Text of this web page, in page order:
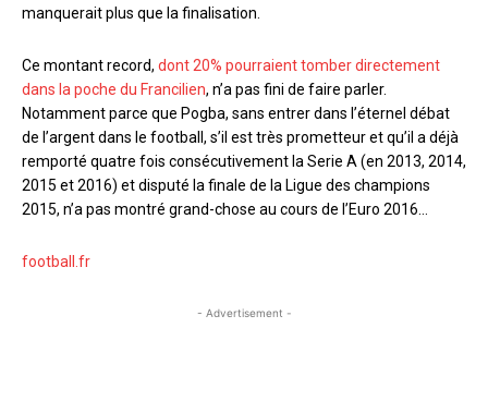
manquerait plus que la finalisation.
Ce montant record, dont 20% pourraient tomber directement
dans la poche du Francilien, n’a pas fini de faire parler.
Notamment parce que Pogba, sans entrer dans l’éternel débat
de l’argent dans le football, s’il est très prometteur et qu’il a déjà
remporté quatre fois consécutivement la Serie A (en 2013, 2014,
2015 et 2016) et disputé la finale de la Ligue des champions
2015, n’a pas montré grand-chose au cours de l’Euro 2016…
football.fr
- Advertisement -